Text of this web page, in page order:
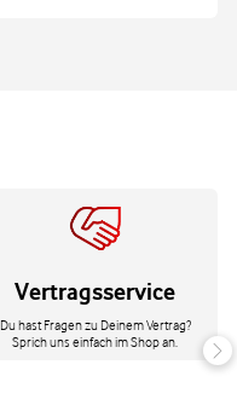
Vertragsservice
Du hast Fragen zu Deinem Vertrag?
Sprich uns einfach im Shop an.